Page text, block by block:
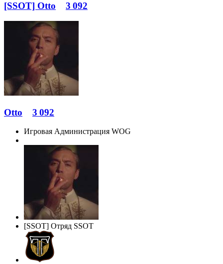
[SSOT] Otto 3 092
Otto 3 092
Игровая Администрация WOG
[SSOT] Отряд SSOT